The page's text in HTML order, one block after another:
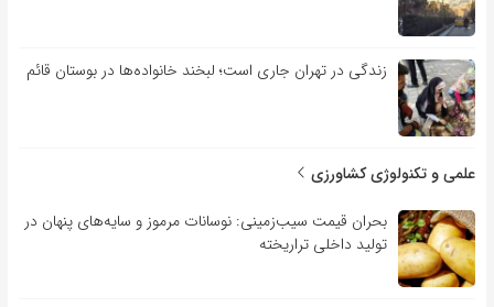
زندگی در تهران جاری است؛ لبخند خانواده‌ها در بوستان قائم
علمی و تکنولوژی کشاورزی
بحران قیمت سیب‌زمینی: نوسانات مرموز و سایه‌های پنهان در
تولید داخلی تراریخته